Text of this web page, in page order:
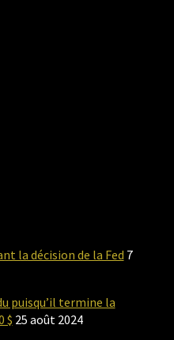
la décision de la Fed 7
puisqu’il termine la
$ 25 août 2024